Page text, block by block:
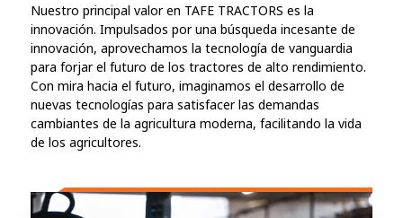
Nuestro principal valor en TAFE TRACTORS es la
innovación. Impulsados ​​por una búsqueda incesante de
innovación, aprovechamos la tecnología de vanguardia
para forjar el futuro de los tractores de alto rendimiento.
Con mira hacia el futuro, imaginamos el desarrollo de
nuevas tecnologías para satisfacer las demandas
cambiantes de la agricultura moderna, facilitando la vida
de los agricultores.